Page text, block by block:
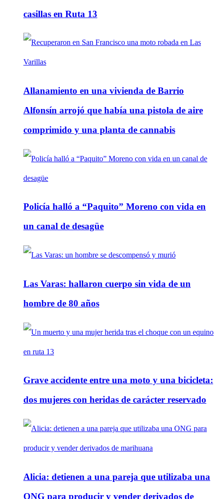
casillas en Ruta 13
Allanamiento en una vivienda de Barrio
Alfonsín arrojó que había una pistola de aire
comprimido y una planta de cannabis
Policía halló a “Paquito” Moreno con vida en
un canal de desagüe
Las Varas: hallaron cuerpo sin vida de un
hombre de 80 años
Grave accidente entre una moto y una bicicleta:
dos mujeres con heridas de carácter reservado
Alicia: detienen a una pareja que utilizaba una
ONG para producir y vender derivados de